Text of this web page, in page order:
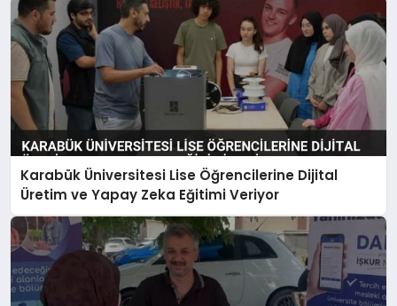
Karabük Üniversitesi Lise Öğrencilerine Dijital
Üretim ve Yapay Zeka Eğitimi Veriyor